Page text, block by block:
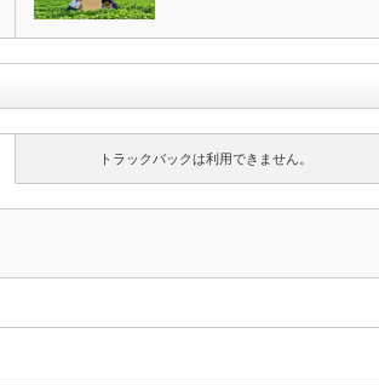
トラックバックは利用できません。